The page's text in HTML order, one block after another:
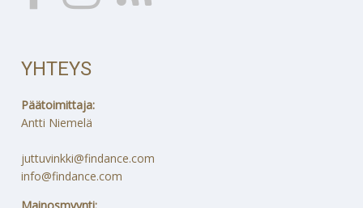
YHTEYS
Päätoimittaja:
Antti Niemelä
juttuvinkki@findance.com
info@findance.com